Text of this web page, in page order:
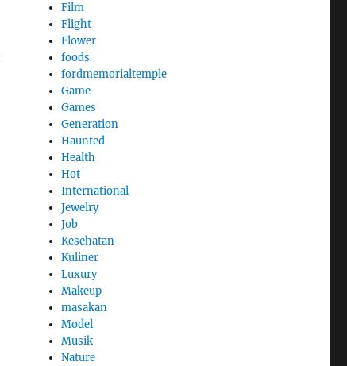
Film
Flight
Flower
foods
fordmemorialtemple
Game
Games
Generation
Haunted
Health
Hot
International
Jewelry
Job
Kesehatan
Kuliner
Luxury
Makeup
masakan
Model
Musik
Nature